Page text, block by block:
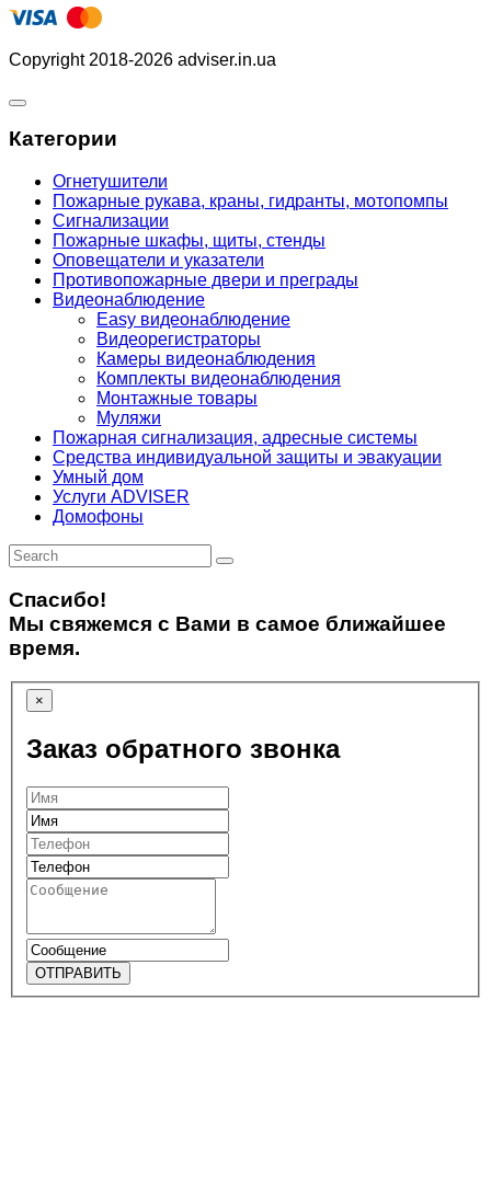
Copyright 2018-2026 adviser.in.ua
Категории
Огнетушители
Пожарные рукава, краны, гидранты, мотопомпы
Сигнализации
Пожарные шкафы, щиты, стенды
Оповещатели и указатели
Противопожарные двери и преграды
Видеонаблюдение
Easy видеонаблюдение
Видеорегистраторы
Камеры видеонаблюдения
Комплекты видеонаблюдения
Монтажные товары
Муляжи
Пожарная сигнализация, адресные системы
Средства индивидуальной защиты и эвакуации
Умный дом
Услуги ADVISER
Домофоны
Спасибо!
Мы свяжемся с Вами в самое ближайшее
время.
×
Заказ обратного звонка
ОТПРАВИТЬ